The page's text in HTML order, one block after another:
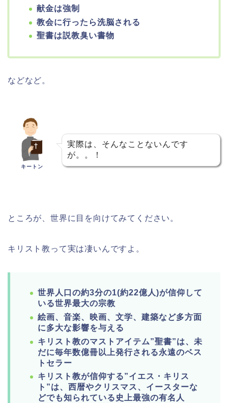
献金は強制
教会に行ったら洗脳される
聖書は説教臭い書物
などなど。
キートン
実際は、そんなことないんです
が。。！
ところが、世界に目を向けてみてください。
キリスト教って実は凄いんですよ。
世界人口の約3分の1(約22億人)が信仰して
いる世界最大の宗教
絵画、音楽、映画、文学、建築など多方面
に多大な影響を与える
キリスト教のマストアイテム”聖書”は、未
だに毎年数億冊以上発行される永遠のベス
トセラー
キリスト教が信仰する”イエス・キリス
ト”は、西暦やクリスマス、イースターな
どでも知られている史上最強の有名人